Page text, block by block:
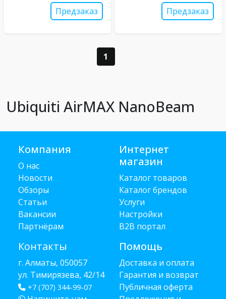
Предзаказ Предзаказ
1
Ubiquiti AirMAX NanoBeam
Компания
О нас
Новости
Обзоры
Статьи
Вакансии
Партнёрам
Контакты
г. Алматы, 050057
ул. Тимирязева, 42/14
+7 (707) 344-99-07
Интернет
магазин
Каталог товаров
Каталог брендов
Услуги
Настройки
B2B портал
Помощь
Доставка и оплата
Гарантия и возврат
Публичная оферта